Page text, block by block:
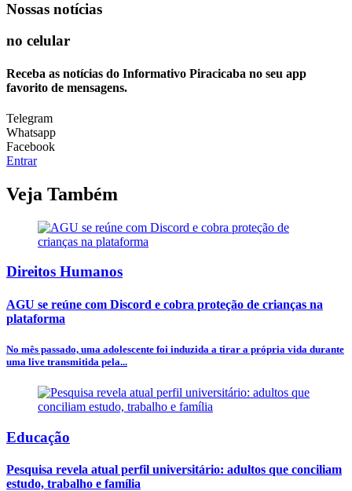
Nossas notícias
no celular
Receba as notícias do Informativo Piracicaba no seu app
favorito de mensagens.
Telegram
Whatsapp
Facebook
Entrar
Veja Também
Direitos Humanos
AGU se reúne com Discord e cobra proteção de crianças na
plataforma
No mês passado, uma adolescente foi induzida a tirar a própria vida durante
uma live transmitida pela...
Educação
Pesquisa revela atual perfil universitário: adultos que conciliam
estudo, trabalho e família